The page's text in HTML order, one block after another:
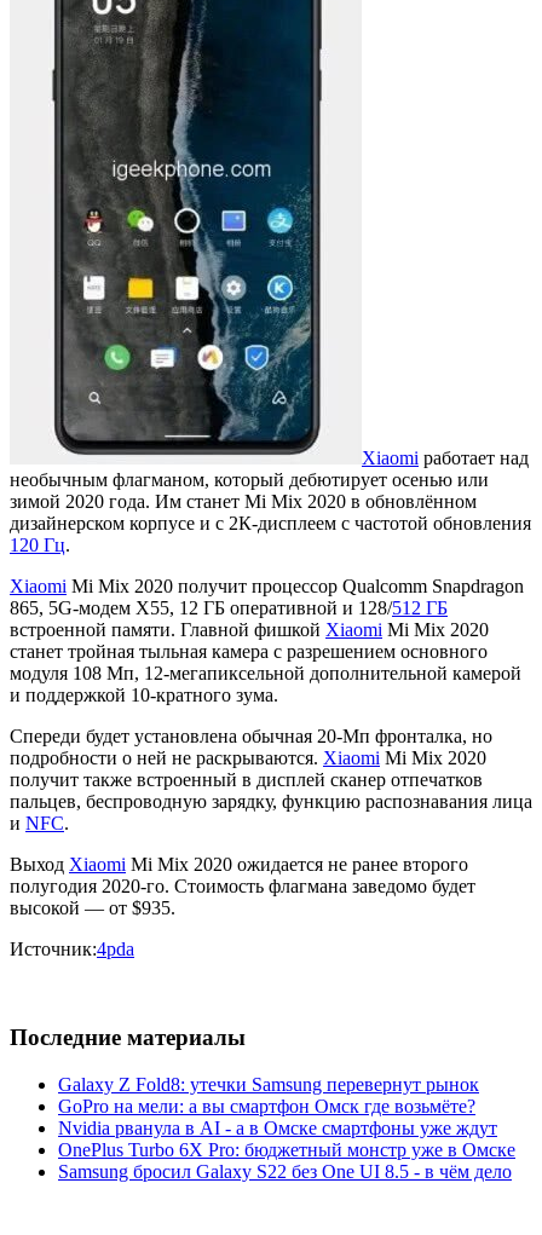
Xiaomi работает над
необычным флагманом, который дебютирует осенью или
зимой 2020 года. Им станет Mi Mix 2020 в обновлённом
дизайнерском корпусе и с 2К-дисплеем с частотой обновления
120 Гц.
Xiaomi Mi Mix 2020 получит процессор Qualcomm Snapdragon
865, 5G-модем X55, 12 ГБ оперативной и 128/512 ГБ
встроенной памяти. Главной фишкой Xiaomi Mi Mix 2020
станет тройная тыльная камера с разрешением основного
модуля 108 Мп, 12-мегапиксельной дополнительной камерой
и поддержкой 10-кратного зума.
Спереди будет установлена обычная 20-Мп фронталка, но
подробности о ней не раскрываются. Xiaomi Mi Mix 2020
получит также встроенный в дисплей сканер отпечатков
пальцев, беспроводную зарядку, функцию распознавания лица
и NFC.
Выход Xiaomi Mi Mix 2020 ожидается не ранее второго
полугодия 2020-го. Стоимость флагмана заведомо будет
высокой — от $935.
Источник:4pda
Последние материалы
Galaxy Z Fold8: утечки Samsung перевернут рынок
GoPro на мели: а вы смартфон Омск где возьмёте?
Nvidia рванула в AI - а в Омске смартфоны уже ждут
OnePlus Turbo 6X Pro: бюджетный монстр уже в Омске
Samsung бросил Galaxy S22 без One UI 8.5 - в чём дело